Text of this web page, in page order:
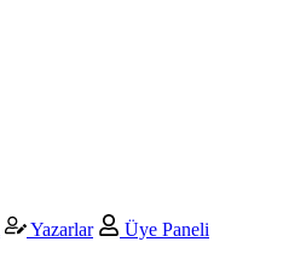
Yazarlar
Üye Paneli